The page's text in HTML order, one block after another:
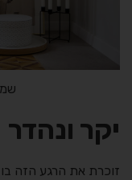
יקר ונהדר
זוכרת את הרגע הזה